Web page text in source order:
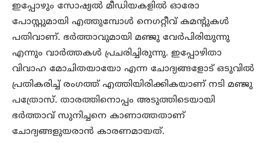
ഇപ്പോഴും സോഷ്യൽ മീഡിയകളിൽ ഓരോ
പോസ്റ്റുമായി എത്തുമ്പോൾ നെഗറ്റീവ് കമന്റുകൾ
പതിവാണ്. ഭർത്താവുമായി മഞ്ജു വേർപിരിയുന്നു
എന്നും വാർത്തകൾ പ്രചരിച്ചിരുന്നു. ഇപ്പോഴിതാ
വിവാഹ മോചിതയായോ എന്ന ചോദ്യങ്ങളോട് ഒടുവിൽ
പ്രതികരിച്ച് രംഗത്ത് എത്തിയിരിക്കികയാണ് നടി മഞ്ജു
പത്രോസ്. താരത്തിനൊപ്പം അടുത്തിടെയായി
ഭർത്താവ് സുനിച്ചനെ കാണാത്തതാണ്
ചോദ്യങ്ങളുയരാൻ കാരണമായത്.